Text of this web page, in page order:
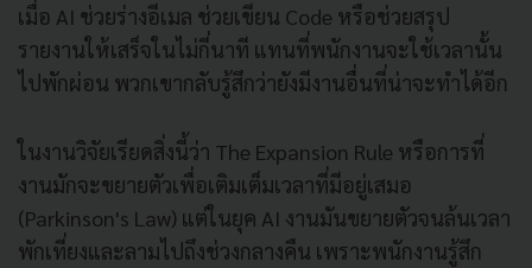
เมื่อ AI ช่วยร่างอีเมล ช่วยเขียน Code หรือช่วยสรุป
รายงานให้เสร็จในไม่กี่นาที แทนที่พนักงานจะใช้เวลานั้น
ไปพักผ่อน พวกเขากลับรู้สึกว่ายังมีงานอื่นที่น่าจะทำได้อีก
ในงานวิจัยเรียดสิ่งนี้ว่า The Expansion Rule หรือการที่
งานมักจะขยายตัวเพื่อเติมเต็มเวลาที่มีอยู่เสมอ
(Parkinson's Law) แต่ในยุค AI งานมันขยายตัวจนล้นเวลา
พักเที่ยงและลามไปถึงช่วงกลางคืน เพราะพนักงานรู้สึก